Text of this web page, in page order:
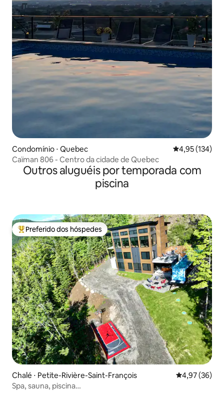
Condomínio ⋅ Quebec 4,95 de uma
4,95 (134)
Caïman 806 - Centro da cidade de Quebec
Outros aluguéis por temporada com
piscina
Entre os melhores preferidos dos hóspedes
Preferido dos hóspedes
Chalé ⋅ Petite-Rivière-Saint-François 4,97 de uma
4,97 (36)
Spa, sauna, piscina…